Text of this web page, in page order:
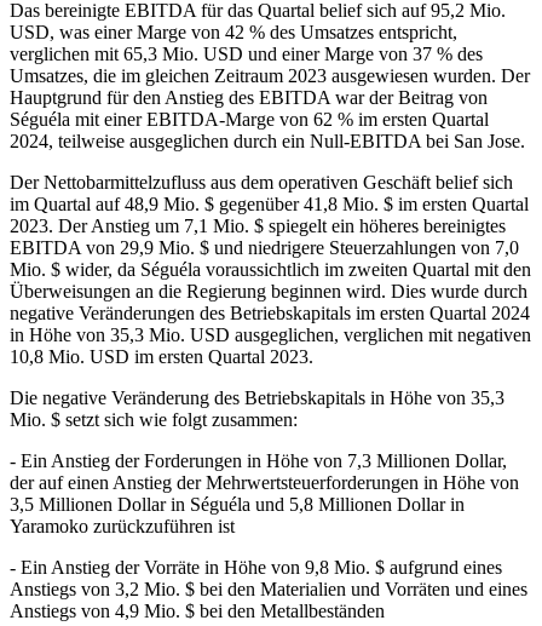
Das bereinigte EBITDA für das Quartal belief sich auf 95,2 Mio.
USD, was einer Marge von 42 % des Umsatzes entspricht,
verglichen mit 65,3 Mio. USD und einer Marge von 37 % des
Umsatzes, die im gleichen Zeitraum 2023 ausgewiesen wurden. Der
Hauptgrund für den Anstieg des EBITDA war der Beitrag von
Séguéla mit einer EBITDA-Marge von 62 % im ersten Quartal
2024, teilweise ausgeglichen durch ein Null-EBITDA bei San Jose.
Der Nettobarmittelzufluss aus dem operativen Geschäft belief sich
im Quartal auf 48,9 Mio. $ gegenüber 41,8 Mio. $ im ersten Quartal
2023. Der Anstieg um 7,1 Mio. $ spiegelt ein höheres bereinigtes
EBITDA von 29,9 Mio. $ und niedrigere Steuerzahlungen von 7,0
Mio. $ wider, da Séguéla voraussichtlich im zweiten Quartal mit den
Überweisungen an die Regierung beginnen wird. Dies wurde durch
negative Veränderungen des Betriebskapitals im ersten Quartal 2024
in Höhe von 35,3 Mio. USD ausgeglichen, verglichen mit negativen
10,8 Mio. USD im ersten Quartal 2023.
Die negative Veränderung des Betriebskapitals in Höhe von 35,3
Mio. $ setzt sich wie folgt zusammen:
- Ein Anstieg der Forderungen in Höhe von 7,3 Millionen Dollar,
der auf einen Anstieg der Mehrwertsteuerforderungen in Höhe von
3,5 Millionen Dollar in Séguéla und 5,8 Millionen Dollar in
Yaramoko zurückzuführen ist
- Ein Anstieg der Vorräte in Höhe von 9,8 Mio. $ aufgrund eines
Anstiegs von 3,2 Mio. $ bei den Materialien und Vorräten und eines
Anstiegs von 4,9 Mio. $ bei den Metallbeständen